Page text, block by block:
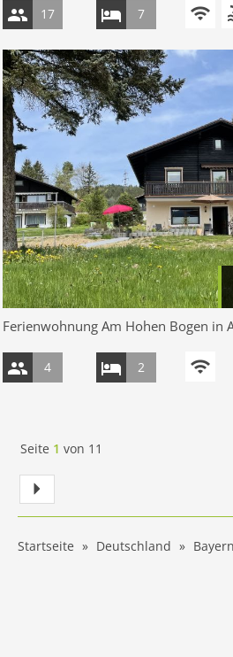
17 7
Ferienwohnung Am Hohen Bogen in
4 2
Seite 1 von 11
Startseite Deutschland Bayern